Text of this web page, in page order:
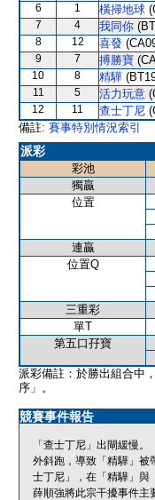
6 1 橫掃地球
7 4 我同你
8 12 喜發
9 7 搏勝寶
10 8 精驊
11 5 活力玩意
12 11 查士丁尼
備註: 賽事特別情況索引
派彩
彩池
獨贏
位置
連贏
位置Q
三重彩
單T
第五口孖寶
派彩備註：於勝出組合中
序」。
競賽事件報告
「查士丁尼」出閘緩慢
外斜跑，導致「精驊」被
士丁尼」，在「精驊」與
薛順強將此宗干擾事件主